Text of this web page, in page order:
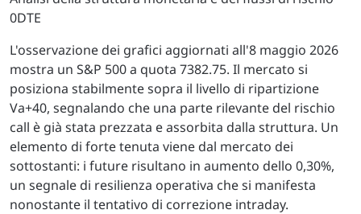
0DTE
L'osservazione dei grafici aggiornati all'8 maggio 2026
mostra un S&P 500 a quota 7382.75. Il mercato si
posiziona stabilmente sopra il livello di ripartizione
Va+40, segnalando che una parte rilevante del rischio
call è già stata prezzata e assorbita dalla struttura. Un
elemento di forte tenuta viene dal mercato dei
sottostanti: i future risultano in aumento dello 0,30%,
un segnale di resilienza operativa che si manifesta
nonostante il tentativo di correzione intraday.